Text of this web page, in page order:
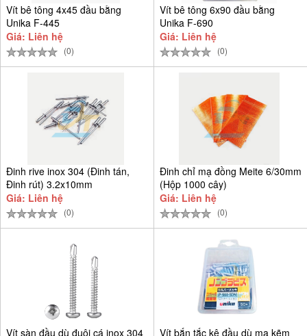
Vít bê tông 4x45 đầu bằng
Unika F-445
Giá: Liên hệ
(0)
Vít bê tông 6x90 đầu bằng
Unika F-690
Giá: Liên hệ
(0)
Đinh rive inox 304 (Đinh tán,
Đinh rút) 3.2x10mm
Giá: Liên hệ
(0)
Đinh chỉ mạ đồng Meite 6/30mm
(Hộp 1000 cây)
Giá: Liên hệ
(0)
Vít sàn đầu dù đuôi cá inox 304
Vít bắn tắc kê đầu dù mạ kẽm